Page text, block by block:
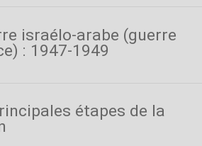
israélo-arabe (guerre
: 1947-1949
étapes de la